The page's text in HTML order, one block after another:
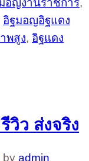
อญงานราชการ,
อิฐมอญอิฐแดง
พสูง, อิฐแดง
ว ส่งจริง
by admin